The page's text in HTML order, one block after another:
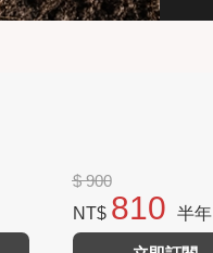
$ 900
NT$ 810 半年